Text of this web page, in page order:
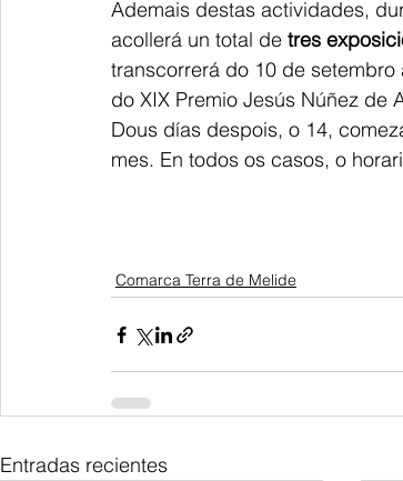
Ademais destas actividades,
acollerá un total de tres
transcorrerá do 10 de
do XIX Premio Jesús Núñez de
Dous días despois, o 14,
mes. En todos os casos, o
Comarca Terra de Melide
Entradas recientes